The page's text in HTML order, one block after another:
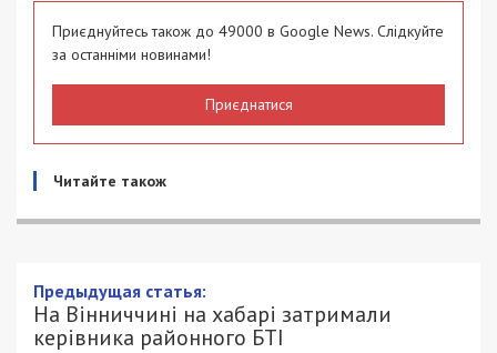
Приєднуйтесь також до 49000 в Google News. Слідкуйте
за останніми новинами!
Приєднатися
Читайте також
Предыдущая статья:
На Вінниччині на хабарі затримали
керівника районного БТІ